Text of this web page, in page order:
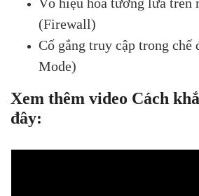
(Firewall)
Cố gắng truy cập trong chế
Mode)
Xem thêm video Cách
đây: